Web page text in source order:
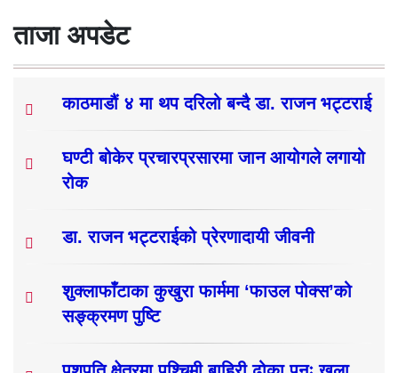
ताजा अपडेट
काठमाडौं ४ मा थप दरिलो बन्दै डा. राजन भट्टराई
घण्टी बोकेर प्रचारप्रसारमा जान आयोगले लगायो
रोक
डा. राजन भट्टराईको प्रेरणादायी जीवनी
शुक्लाफाँटाका कुखुरा फार्ममा ‘फाउल पोक्स’को
सङ्क्रमण पुष्टि